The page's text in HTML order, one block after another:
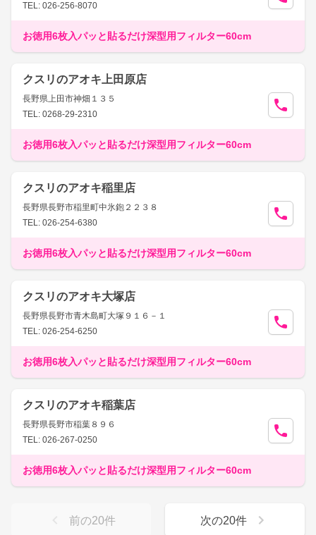
TEL: 026-256-8070
お徳用6枚入パッと貼るだけ深型用フィルター60cm
クスリのアオキ上田原店
長野県上田市神畑１３５
TEL: 0268-29-2310
お徳用6枚入パッと貼るだけ深型用フィルター60cm
クスリのアオキ稲里店
長野県長野市稲里町中氷鉋２２３８
TEL: 026-254-6380
お徳用6枚入パッと貼るだけ深型用フィルター60cm
クスリのアオキ大塚店
長野県長野市青木島町大塚９１６－１
TEL: 026-254-6250
お徳用6枚入パッと貼るだけ深型用フィルター60cm
クスリのアオキ稲葉店
長野県長野市稲葉８９６
TEL: 026-267-0250
お徳用6枚入パッと貼るだけ深型用フィルター60cm
前の20件 次の20件